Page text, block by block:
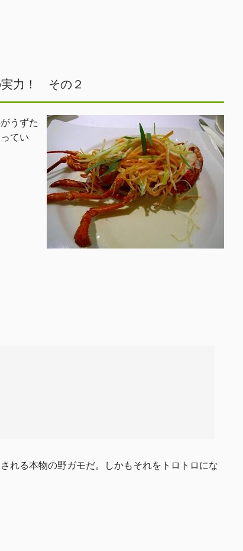
力！ その２
うずた
てい
れる本物の野ガモだ。しかもそれをトロトロにな